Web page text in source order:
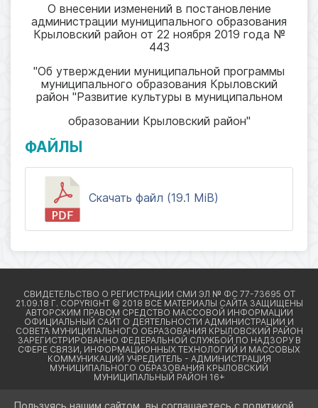
О внесении изменений в постановление
администрации муниципального образования
Крыловский район от 22 ноября 2019 года №
443
"Об утверждении муниципальной программы
муниципального образования Крыловский
район "Развитие культуры в муниципальном
образовании Крыловский район"
ФАЙЛЫ
Скачать файл (19.1 MiB)
Пользуясь нашим сайтом, вы соглашаетесь с политикой